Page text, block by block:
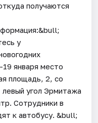
получаются
у
19 января место
площадь, 2, со
угол Эрмитажа
Сотрудники в
к автобусу. &bull;